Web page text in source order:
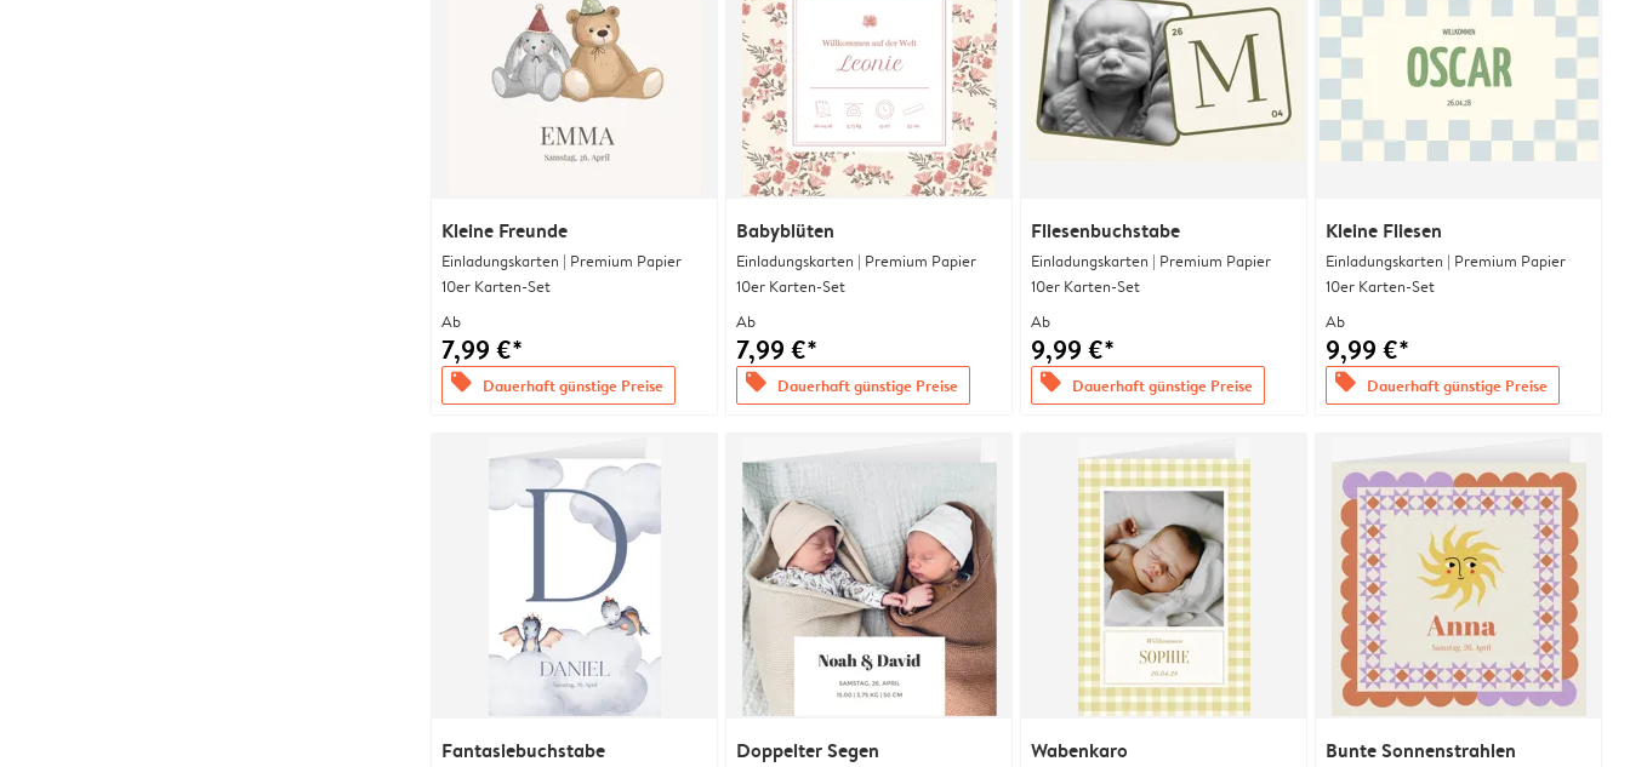
Kleine Freunde
Einladungskarten | Premium Papier
10er Karten-Set
Ab
7,99 €*
offers Dauerhaft günstige Preise
Babyblüten
Einladungskarten | Premium Papier
10er Karten-Set
Ab
7,99 €*
offers Dauerhaft günstige Preise
Fliesenbuchstabe
Einladungskarten | Premium Papier
10er Karten-Set
Ab
9,99 €*
offers Dauerhaft günstige Preise
Kleine Fliesen
Einladungskarten | Premium Papier
10er Karten-Set
Ab
9,99 €*
offers Dauerhaft günstige Preise
Fantasiebuchstabe Doppelter Segen Wabenkaro Bunte Sonnenstrahlen